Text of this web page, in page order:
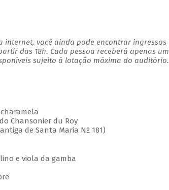
internet, você ainda pode encontrar ingressos
das 18h. Cada pessoa receberá apenas um
sujeito à lotação máxima do auditório.
Chansonier du Roy
de Santa Maria Nº 181)
e viola da gamba